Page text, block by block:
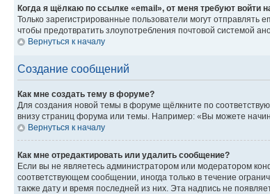
Когда я щёлкаю по ссылке «email», от меня требуют войти
Только зарегистрированные пользователи могут
чтобы предотвратить злоупотребления почтовой системой
Вернуться к началу
Создание сообщений
Как мне создать тему в форуме?
Для создания новой темы в форуме щёлкните по
внизу страниц форума или темы. Например: «Вы можете
Вернуться к началу
Как мне отредактировать или удалить сообщение?
Если вы не являетесь администратором или модератором
соответствующем сообщении, иногда только в течение
также дату и время последней из них. Эта надпись не